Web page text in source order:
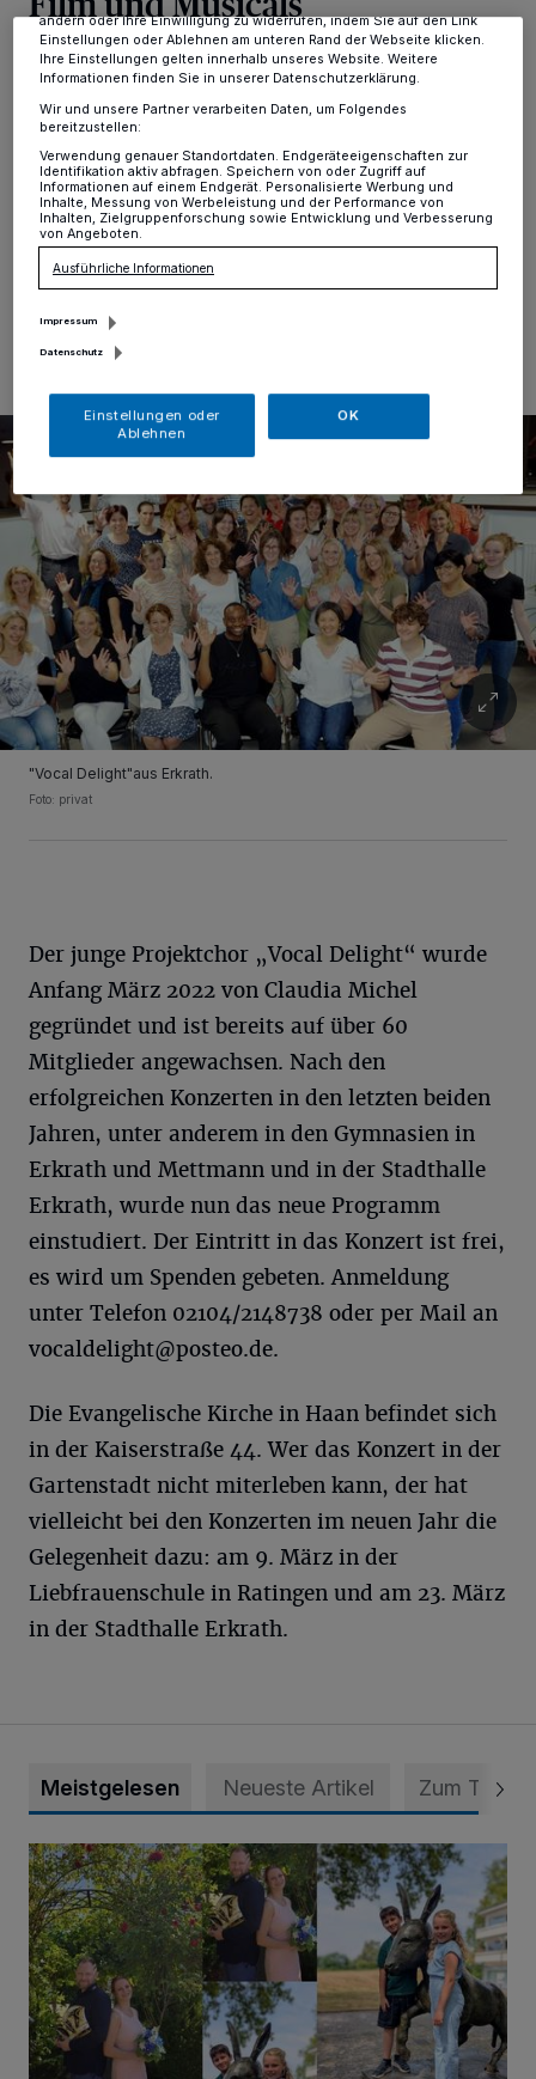
Erkrath·Unter dem Titel „Impression of Music“ gibt der
Erkrather Chor „Vocal Delight“ sein nächstes Konzert
am 3. November, 17 Uhr, diesmal in der evangelischen
Kirche in Haan. Die Zuhörer dürfen sich auf Stücke wie
„Cabaret", „Skyfall", „Mister Sandmann" und "Dancing
Queen" freuen, die durch ausgesuchte Solo-Beiträge
ergänzt werden.
"Vocal Delight"aus Erkrath.
Foto: privat
Der junge Projektchor „Vocal Delight“ wurde
Anfang März 2022 von Claudia Michel
gegründet und ist bereits auf über 60
Mitglieder angewachsen. Nach den
erfolgreichen Konzerten in den letzten beiden
Jahren, unter anderem in den Gymnasien in
Erkrath und Mettmann und in der Stadthalle
Erkrath, wurde nun das neue Programm
einstudiert. Der Eintritt in das Konzert ist frei,
es wird um Spenden gebeten. Anmeldung
unter Telefon 02104/2148738 oder per Mail an
vocaldelight@posteo.de.
Die Evangelische Kirche in Haan befindet sich
in der Kaiserstraße 44. Wer das Konzert in der
Gartenstadt nicht miterleben kann, der hat
vielleicht bei den Konzerten im neuen Jahr die
Gelegenheit dazu: am 9. März in der
Liebfrauenschule in Ratingen und am 23. März
in der Stadthalle Erkrath.
Meistgelesen Neueste Artikel Zum Thema
Die karnevalistische Vorfreude ist riesengroß
ändern oder Ihre Einwilligung zu widerrufen, indem Sie auf den Link
Einstellungen oder Ablehnen am unteren Rand der Webseite klicken.
Ihre Einstellungen gelten innerhalb unseres Website. Weitere
Informationen finden Sie in unserer Datenschutzerklärung.
Wir und unsere Partner verarbeiten Daten, um Folgendes
bereitzustellen:
Verwendung genauer Standortdaten. Endgeräteeigenschaften zur
Identifikation aktiv abfragen. Speichern von oder Zugriff auf
Informationen auf einem Endgerät. Personalisierte Werbung und
Inhalte, Messung von Werbeleistung und der Performance von
Inhalten, Zielgruppenforschung sowie Entwicklung und Verbesserung
von Angeboten.
Ausführliche Informationen
Impressum
Datenschutz
Einstellungen oder
Ablehnen
OK